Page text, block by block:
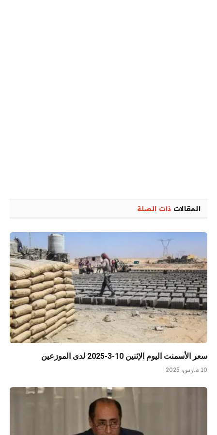
المقالات ذات الصلة
سعر الأسمنت اليوم الإثنين 10-3-2025 لدى الموزعين
10 مارس، 2025